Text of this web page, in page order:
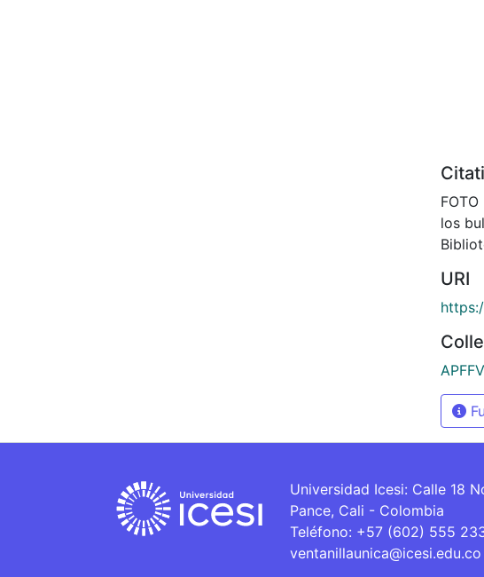
los
URI
Universidad Icesi: Calle 18
Pance, Cali - Colombia
Teléfono: +57 (602) 555
ventanillaunica@icesi.edu.co